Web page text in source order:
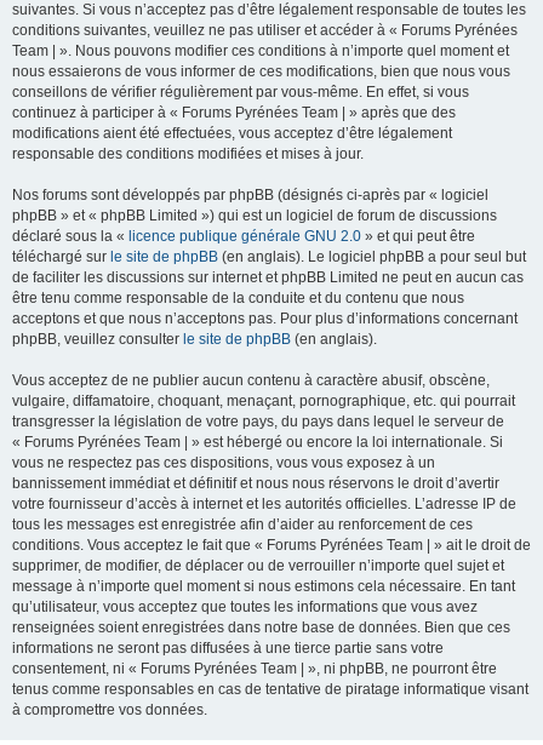
suivantes. Si vous n’acceptez pas d’être légalement responsable de toutes les
conditions suivantes, veuillez ne pas utiliser et accéder à « Forums Pyrénées
Team | ». Nous pouvons modifier ces conditions à n’importe quel moment et
nous essaierons de vous informer de ces modifications, bien que nous vous
conseillons de vérifier régulièrement par vous-même. En effet, si vous
continuez à participer à « Forums Pyrénées Team | » après que des
modifications aient été effectuées, vous acceptez d’être légalement
responsable des conditions modifiées et mises à jour.
Nos forums sont développés par phpBB (désignés ci-après par « logiciel
phpBB » et « phpBB Limited ») qui est un logiciel de forum de discussions
déclaré sous la « licence publique générale GNU 2.0 » et qui peut être
téléchargé sur le site de phpBB (en anglais). Le logiciel phpBB a pour seul but
de faciliter les discussions sur internet et phpBB Limited ne peut en aucun cas
être tenu comme responsable de la conduite et du contenu que nous
acceptons et que nous n’acceptons pas. Pour plus d’informations concernant
phpBB, veuillez consulter le site de phpBB (en anglais).
Vous acceptez de ne publier aucun contenu à caractère abusif, obscène,
vulgaire, diffamatoire, choquant, menaçant, pornographique, etc. qui pourrait
transgresser la législation de votre pays, du pays dans lequel le serveur de
« Forums Pyrénées Team | » est hébergé ou encore la loi internationale. Si
vous ne respectez pas ces dispositions, vous vous exposez à un
bannissement immédiat et définitif et nous nous réservons le droit d’avertir
votre fournisseur d’accès à internet et les autorités officielles. L’adresse IP de
tous les messages est enregistrée afin d’aider au renforcement de ces
conditions. Vous acceptez le fait que « Forums Pyrénées Team | » ait le droit de
supprimer, de modifier, de déplacer ou de verrouiller n’importe quel sujet et
message à n’importe quel moment si nous estimons cela nécessaire. En tant
qu’utilisateur, vous acceptez que toutes les informations que vous avez
renseignées soient enregistrées dans notre base de données. Bien que ces
informations ne seront pas diffusées à une tierce partie sans votre
consentement, ni « Forums Pyrénées Team | », ni phpBB, ne pourront être
tenus comme responsables en cas de tentative de piratage informatique visant
à compromettre vos données.